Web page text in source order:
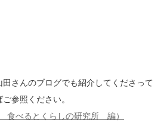
さんのブログでも紹介してくださって
参照ください。
食べるとくらしの研究所 編）